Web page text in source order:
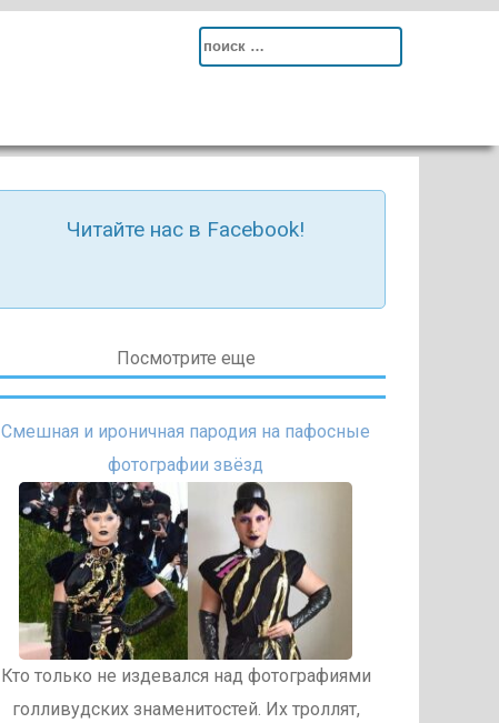
Search
Читайте нас в Facebook!
Посмотрите еще
Смешная и ироничная пародия на пафосные
фотографии звёзд
Кто только не издевался над фотографиями
голливудских знаменитостей. Их троллят,